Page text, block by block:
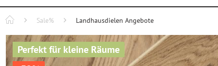
Sale% Landhausdielen Angebote
Perfekt für kleine Räume